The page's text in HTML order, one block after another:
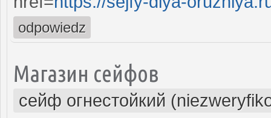
odpowiedz
Магазин сейфов
сейф огнестойкий